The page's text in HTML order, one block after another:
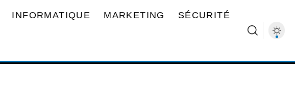
INFORMATIQUE MARKETING SÉCURITÉ